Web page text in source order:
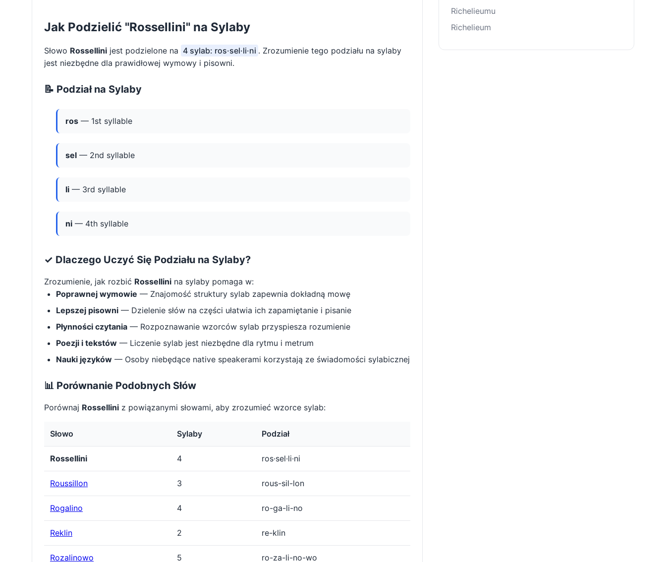
Jak Podzielić "Rossellini" na Sylaby
Słowo Rossellini jest podzielone na 4 sylab: ros·sel·li·ni . Zrozumienie tego podziału na sylaby
jest niezbędne dla prawidłowej wymowy i pisowni.
📝 Podział na Sylaby
ros — 1st syllable
sel — 2nd syllable
li — 3rd syllable
ni — 4th syllable
✓ Dlaczego Uczyć Się Podziału na Sylaby?
Zrozumienie, jak rozbić Rossellini na sylaby pomaga w:
Poprawnej wymowie — Znajomość struktury sylab zapewnia dokładną mowę
Lepszej pisowni — Dzielenie słów na części ułatwia ich zapamiętanie i pisanie
Płynności czytania — Rozpoznawanie wzorców sylab przyspiesza rozumienie
Poezji i tekstów — Liczenie sylab jest niezbędne dla rytmu i metrum
Nauki języków — Osoby niebędące native speakerami korzystają ze świadomości sylabicznej
📊 Porównanie Podobnych Słów
Porównaj Rossellini z powiązanymi słowami, aby zrozumieć wzorce sylab:
Słowo Sylaby Podział
Rossellini 4 ros·sel·li·ni
Roussillon 3 rous-sil-lon
Rogalino 4 ro-ga-li-no
Reklin 2 re-klin
Rozalinowo 5 ro-za-li-no-wo
Richelieumu
Richelieum